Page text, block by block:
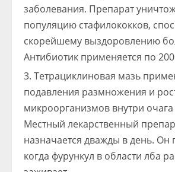
заболевания. Препарат
популяцию стафилококков,
скорейшему выздоровлению
Антибиотик применяется по
Тетрациклиновая мазь
подавления размножения и
микроорганизмов внутри
Местный лекарственный
назначается дважды в день. Он
когда фурункул в области лба